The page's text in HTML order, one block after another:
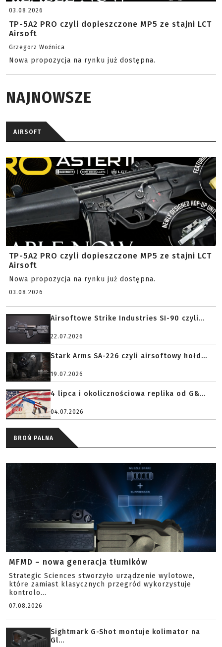
03.08.2026
TP-5A2 PRO czyli dopieszczone MP5 ze stajni LCT
Airsoft
Grzegorz Woźnica
Nowa propozycja na rynku już dostępna.
NAJNOWSZE
AIRSOFT
TP-5A2 PRO czyli dopieszczone MP5 ze stajni LCT
Airsoft
Nowa propozycja na rynku już dostępna.
03.08.2026
Airsoftowe Strike Industries SI-90 czyli...
22.07.2026
Stark Arms SA-226 czyli airsoftowy hołd...
19.07.2026
4 lipca i okolicznościowa replika od G&...
04.07.2026
BROŃ PALNA
MFMD – nowa generacja tłumików
Strategic Sciences stworzyło urządzenie wylotowe,
które zamiast klasycznych przegród wykorzystuje
kontrolo...
07.08.2026
Sightmark G-Shot montuje kolimator na
Gl...